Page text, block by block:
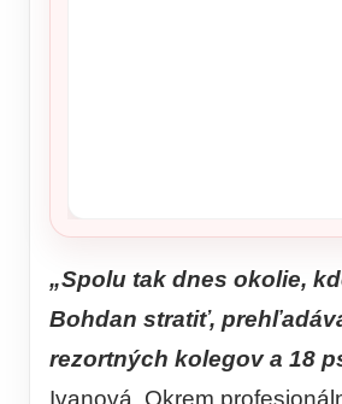
„Spolu tak dnes okolie,
Bohdan stratiť,
rezortných kolegov a 18
Ivanová. Okrem